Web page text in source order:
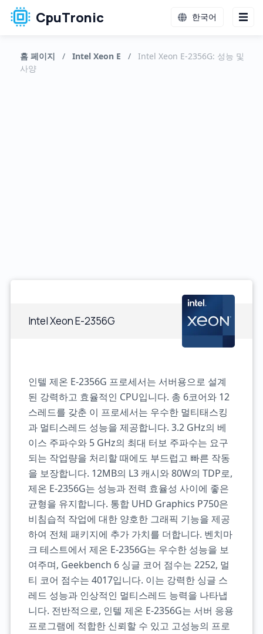
CpuTronic 한국어
홈 페이지 / Intel Xeon E /
Intel Xeon E-2356G: 성능 및
사양
Intel Xeon E-2356G
인텔 제온 E-2356G 프로세서는 서버용으로 설계
된 강력하고 효율적인 CPU입니다. 총 6코어와 12
스레드를 갖춘 이 프로세서는 우수한 멀티태스킹
과 멀티스레드 성능을 제공합니다. 3.2 GHz의 베
이스 주파수와 5 GHz의 최대 터보 주파수는 요구
되는 작업량을 처리할 때에도 부드럽고 빠른 작동
을 보장합니다. 12MB의 L3 캐시와 80W의 TDP로,
제온 E-2356G는 성능과 전력 효율성 사이에 좋은
균형을 유지합니다. 통합 UHD Graphics P750은
비침습적 작업에 대한 양호한 그래픽 기능을 제공
하여 전체 패키지에 추가 가치를 더합니다. 벤치마
크 테스트에서 제온 E-2356G는 우수한 성능을 보
여주며, Geekbench 6 싱글 코어 점수는 2252, 멀
티 코어 점수는 4017입니다. 이는 강력한 싱글 스
레드 성능과 인상적인 멀티스레드 능력을 나타냅
니다. 전반적으로, 인텔 제온 E-2356G는 서버 응용
프로그램에 적합한 신뢰할 수 있고 고성능의 프로